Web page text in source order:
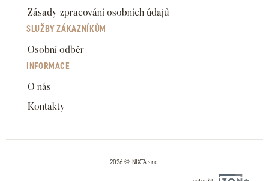
Zásady zpracování osobních údajů
SLUŽBY ZÁKAZNÍKŮM
Osobní odběr
INFORMACE
O nás
Kontakty
2026 © NIXTA s.r.o.